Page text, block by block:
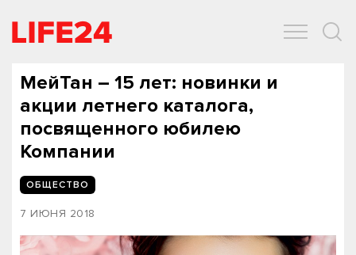
МейТан – 15 лет: новинки и
акции летнего каталога,
посвященного юбилею
Компании
ОБЩЕСТВО
7 ИЮНЯ 2018